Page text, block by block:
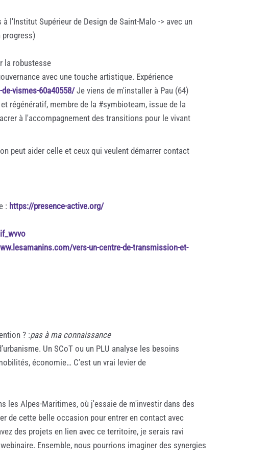
l'Institut Supérieur de Design de Saint-Malo -> avec un
progress)
la robustesse
avec une touche artistique. Expérience
vismes-60a40558/Je viens de m'installer à Pau (64)
régénératif, membre de la #symbioteam, issue de la
à l'accompagnement des transitions pour le vivant
peut aider celle et ceux qui veulent démarrer contact
: https://presence-active.org/
vers-un-centre-de-transmission-et-
? :pas à ma connaissance
Un SCoT ou un PLU analyse les besoins
économie… C’est un vrai levier de
les Alpes-Maritimes, où j'essaie de m'investir dans des
de cette belle occasion pour entrer en contact avec
des projets en lien avec ce territoire, je serais ravi
Ensemble, nous pourrions imaginer des synergies